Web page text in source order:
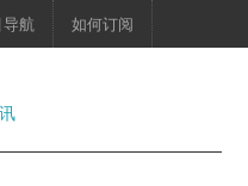
航 如何订阅